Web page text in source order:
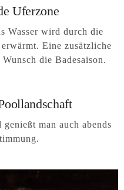
Uferzone
Wasser wird durch die
Eine zusätzliche
die Badesaison.
man auch abends